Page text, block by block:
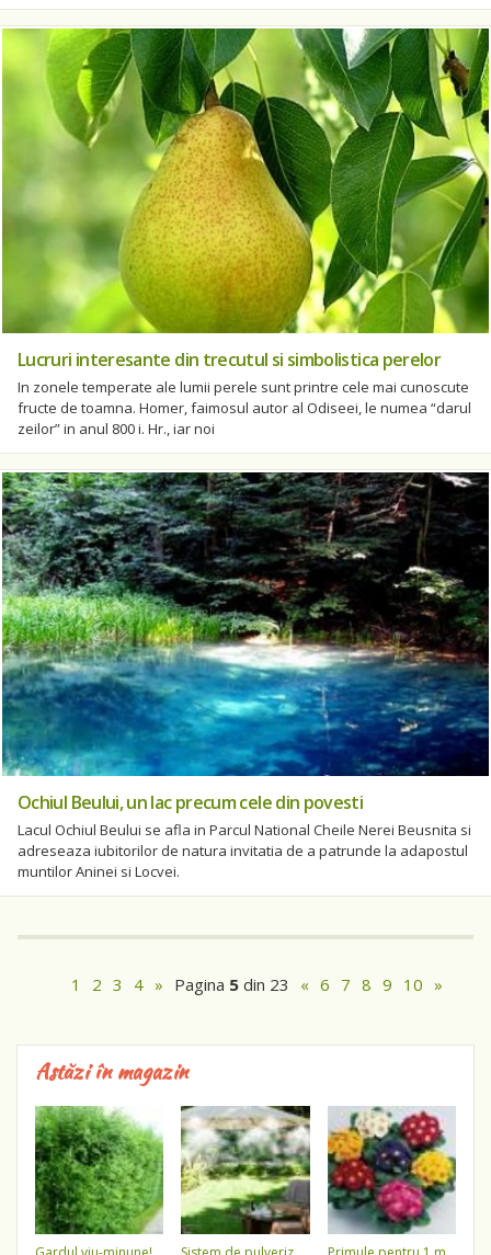
Lucruri interesante din trecutul si simbolistica perelor
In zonele temperate ale lumii perele sunt printre cele mai cunoscute
fructe de toamna. Homer, faimosul autor al Odiseei, le numea “darul
zeilor” in anul 800 i. Hr., iar noi
Ochiul Beului, un lac precum cele din povesti
Lacul Ochiul Beului se afla in Parcul National Cheile Nerei Beusnita si
adreseaza iubitorilor de natura invitatia de a patrunde la adapostul
muntilor Aninei si Locvei.
1 2 3 4 » Pagina 5 din 23 « 6 7 8 9 10 »
Astăzi în magazin